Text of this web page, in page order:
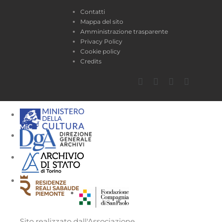
Contatti
Mappa del sito
Amministrazione trasparente
Privacy Policy
Cookie policy
Credits
Facebook
TwitterYouTube